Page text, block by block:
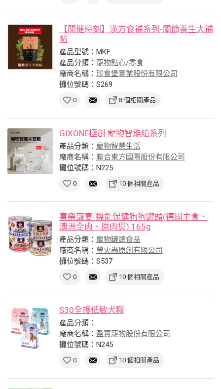
【關健時刻】漢方食補系列-關節養生大補
帖
產品型號：MKF
產品分類： 寵物點心/零食
廠商名稱： 珍食堡實業股份有限公司
攤位號碼：S269
0 8 個相關產品
GIXONE極創 寵物智能艙系列
產品分類： 寵物智慧生活
廠商名稱： 聯合東方國際股份有限公司
攤位號碼：N225
0 10 個相關產品
喜樂寵宴-機能保健狗狗罐頭(德國主食、
澳洲全肉、原肉煲) 165g
產品分類： 寵物罐頭食品
廠商名稱： 螢火蟲原創有限公司
攤位號碼：S537
0 10 個相關產品
S30全護低敏犬糧
產品分類：
廠商名稱： 盈寶寵物股份有限公司
攤位號碼：N245
0 10 個相關產品